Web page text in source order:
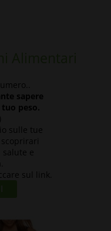
sapere
peso.
sulle tue
salute e
sul link.